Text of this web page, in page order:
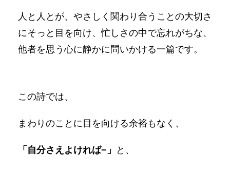
人と人とが、やさしく関わり合うことの大切さ
にそっと目を向け、忙しさの中で忘れがちな、
他者を思う心に静かに問いかける一篇です。
この詩では、
まわりのことに目を向ける余裕もなく、
「自分さえよければ−」 と、